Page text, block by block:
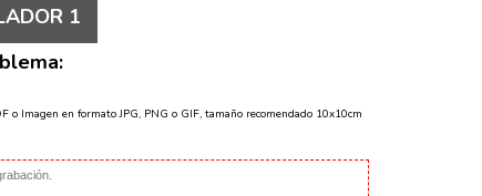
1
o Imagen en formato JPG, PNG o GIF, tamaño recomendado 10x10cm